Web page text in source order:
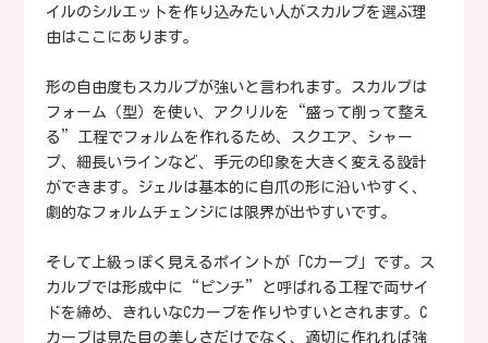
イルのシルエットを作り込みたい人がスカルプを選ぶ理
由はここにあります。
形の自由度もスカルプが強いと言われます。スカルプは
フォーム（型）を使い、アクリルを“盛って削って整え
る”工程でフォルムを作れるため、スクエア、シャー
プ、細長いラインなど、手元の印象を大きく変える設計
ができます。ジェルは基本的に自爪の形に沿いやすく、
劇的なフォルムチェンジには限界が出やすいです。
そして上級っぽく見えるポイントが「Cカーブ」です。ス
カルプでは形成中に“ピンチ”と呼ばれる工程で両サイ
ドを締め、きれいなCカーブを作りやすいとされます。C
カーブは見た目の美しさだけでなく、適切に作れれば強